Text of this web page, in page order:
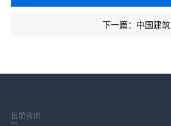
下一篇：中国建筑
售前咨询